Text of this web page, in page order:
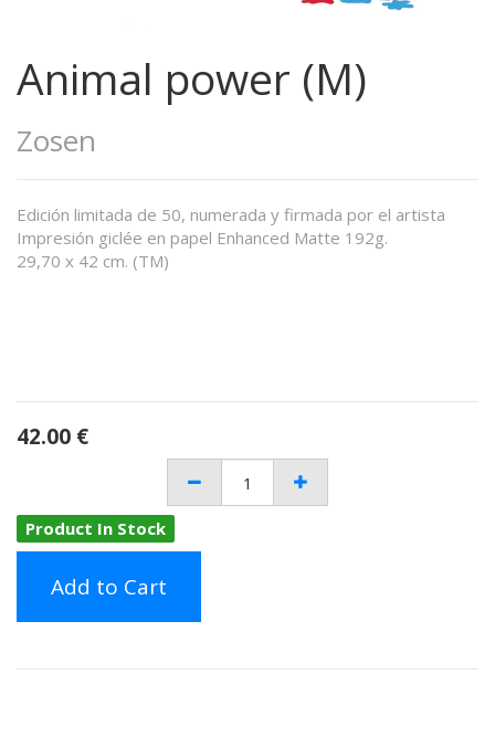
Animal power (M)
Zosen
Edición limitada de 50, numerada y firmada por el artista
Impresión giclée en papel Enhanced Matte 192g.
29,70 x 42 cm. (TM)
42.00 €
Product In Stock
Add to Cart